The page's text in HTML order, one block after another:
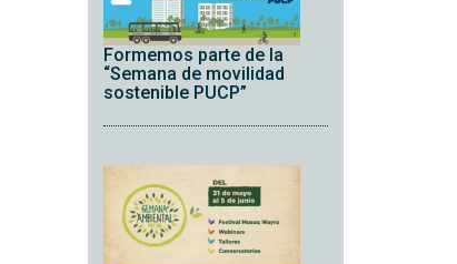
Formemos parte de la
“Semana de movilidad
sostenible PUCP”